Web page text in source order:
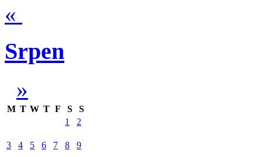
«
Srpen
»
M T W T F S
S
1
2
3 4 5 6 7 8 9